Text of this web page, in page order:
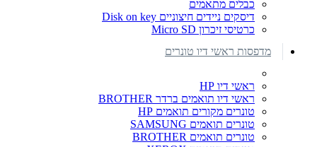
כבלים מתאמים
דיסקים ניידים חיצוניים Disk on key
כרטיסי זיכרון Micro SD
מדפסות ראשי דיו טונרים
ראשי דיו HP
ראשי דיו תואמים ברדר BROTHER
טונרים מקורים תואמים HP
טונרים תואמים SAMSUNG
טונרים תואמים BROTHER